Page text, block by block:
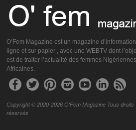
O’Fem Magazine est un magazine
ligne et sur papier , avec une WEBTV dont
est de traiter l’actualité des femmes
Africaines.
Copyright © 2020-2026 O'Fem Magazine Tous droits
réservés